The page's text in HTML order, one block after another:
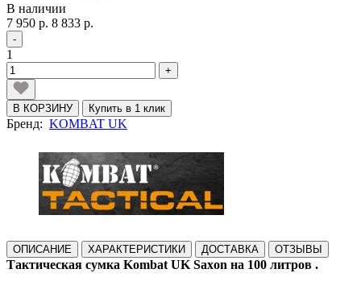
В наличии
7 950 р. 8 833 р.
-
1
+
В КОРЗИНУ Купить в 1 клик
Бренд: KOMBAT UK
ОПИСАНИЕ ХАРАКТЕРИСТИКИ ДОСТАВКА ОТЗЫВЫ
Тактическая сумка Kombat UK Saxon на 100 литров .